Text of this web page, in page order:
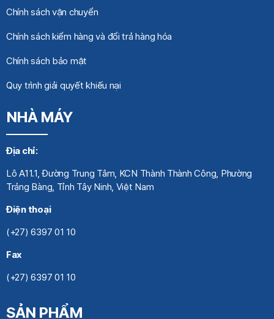
Chính sách vận chuyển
Chính sách kiểm hàng và đổi trả hàng hóa
Chính sách bảo mật
Quy trình giải quyết khiếu nại
NHÀ MÁY
Địa chỉ:
Lô A11.1, Đường Trung Tâm, KCN Thành Thành Công, Phường
Trảng Bàng, Tỉnh Tây Ninh, Việt Nam
Điện thoại
(+27) 6397 01 10
Fax
(+27) 6397 01 10
SẢN PHẨM